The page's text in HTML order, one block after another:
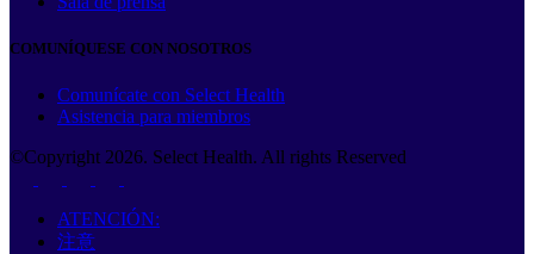
COMUNÍQUESE CON NOSOTROS
Comunícate con Select Health
Asistencia para miembros
©Copyright 2026. Select Health. All rights Reserved
ATENCIÓN:
注意